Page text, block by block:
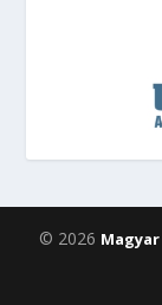
© 2026